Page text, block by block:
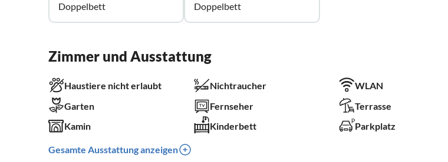
Doppelbett
Doppelbett
Zimmer und Ausstattung
Haustiere nicht erlaubt Nichtraucher
WLAN
Garten
Fernseher
Terrasse
Kamin
Kinderbett Parkplatz
Gesamte Ausstattung anzeigen